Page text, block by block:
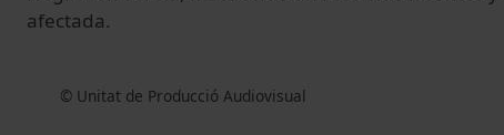
afectada.
© Unitat de Producció Audiovisual